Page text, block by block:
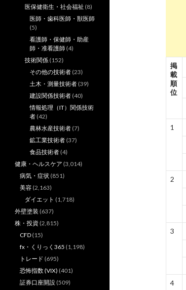
掲
載
順
位
1
2
3
4
医保健衛生・社会福祉 (8)
医師・歯科医師・獣医師
(5)
看護師・保健師・助産
師・准看護師 (4)
技術関係 (152)
その他の技術者 (23)
土木・測量技術者 (39)
建設関係技術者 (40)
情報処理（IT）関係技術
者 (42)
農林水産技術者 (7)
鉱工業技術者 (37)
食品技術者 (4)
健康・ヘルスケア (3,014)
病気・症状 (851)
美容 (2,163)
ダイエット (1,718)
外壁塗装 (637)
株・投資 (2,815)
CFD (15)
fx・くりっく365 (1,198)
トレード (695)
恐怖指数 (VIX) (401)
証券口座開設 (509)